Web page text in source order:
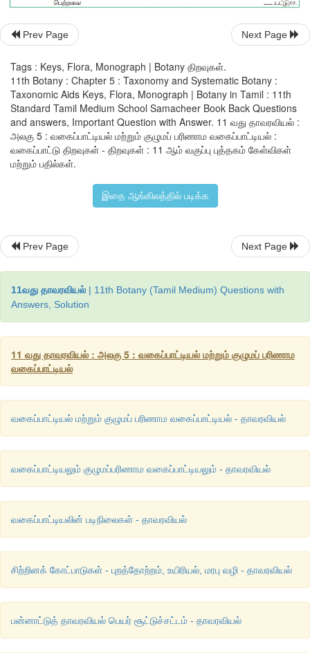
இதனைப் பயன்படுத்துபவர் தங்களது மாதிரியோடு
செய்தலாகும். இவை கணினி மூலம் செயல் படுத்தப்படுகிறது.
Prev Page Next Page
Tags : Keys, Flora, Monograph | Botany திறவுகள்.
11th Botany : Chapter 5 : Taxonomy and Systematic Botany :
Taxonomic Aids Keys, Flora, Monograph | Botany in Tamil : 11th
Standard Tamil Medium School Samacheer Book Back Questions
and answers, Important Question with Answer. 11 வது தாவரவியல் :
அலகு 5 : வகைப்பாட்டியல் மற்றும் குழுமப் பரிணாம வகைப்பாட்டியல் :
வகைப்பாட்டு திறவுகள் - திறவுகள் : 11 ஆம் வகுப்பு புத்தகம் கேள்விகள்
மற்றும் பதில்கள்.
இதை ஆங்கிலத்தில் படிக்க
Prev Page Next Page
11வது தாவரவியல் | 11th Botany (Tamil Medium) Questions with
Answers, Solution
11 வது தாவரவியல் : அலகு 5 : வகைப்பாட்டியல் மற்றும் குழுமப் பரிணாம
வகைப்பாட்டியல்
வகைப்பாட்டியல் மற்றும் குழுமப் பரிணாம வகைப்பாட்டியல் - தாவரவியல்
வகைப்பாட்டியலும் குழுமப்பரிணாம வகைப்பாட்டியலும் - தாவரவியல்
வகைப்பாட்டியலின் படிநிலைகள் - தாவரவியல்
சிற்றினக் கோட்பாடுகள் - புறத்தோற்றம், உயிரியல், மரபு வழி - தாவரவியல்
பன்னாட்டுத் தாவரவியல் பெயர் சூட்டுச்சட்டம் - தாவரவியல்